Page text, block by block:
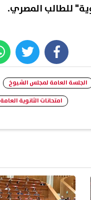
للطالب المصري.
facebook
twitter
الجلسة العامة لمجلس الشيوخ
امتحانات الثانوية العامة